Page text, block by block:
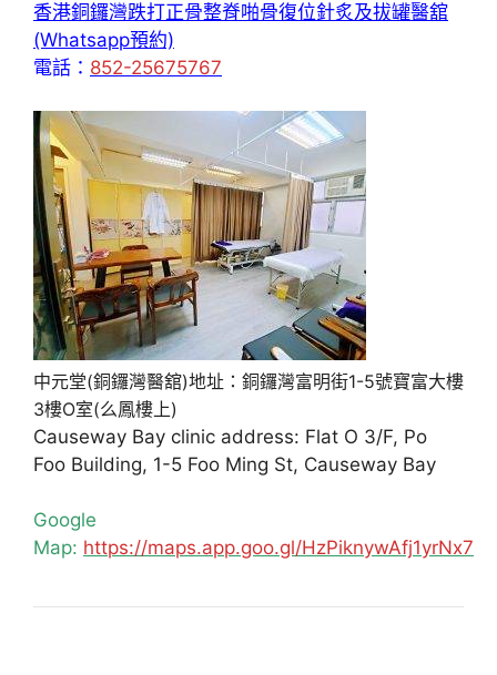
香港銅鑼灣跌打正骨整脊啪骨復位針炙及拔罐醫舘
(Whatsapp預約)
電話： 852-25675767
中元堂(銅鑼灣醫舘)地址：銅鑼灣富明街1-5號寶富大樓
3樓O室(么鳳樓上)
Causeway Bay clinic address: Flat O 3/F, Po
Foo Building, 1-5 Foo Ming St, Causeway Bay
Google
Map: https://maps.app.goo.gl/HzPiknywAfj1yrNx7